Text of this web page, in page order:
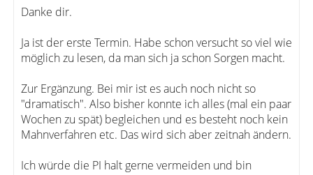
Danke dir.
Ja ist der erste Termin. Habe schon versucht so viel wie
möglich zu lesen, da man sich ja schon Sorgen macht.
Zur Ergänzung. Bei mir ist es auch noch nicht so
"dramatisch". Also bisher konnte ich alles (mal ein paar
Wochen zu spät) begleichen und es besteht noch kein
Mahnverfahren etc. Das wird sich aber zeitnah ändern.
Ich würde die PI halt gerne vermeiden und bin